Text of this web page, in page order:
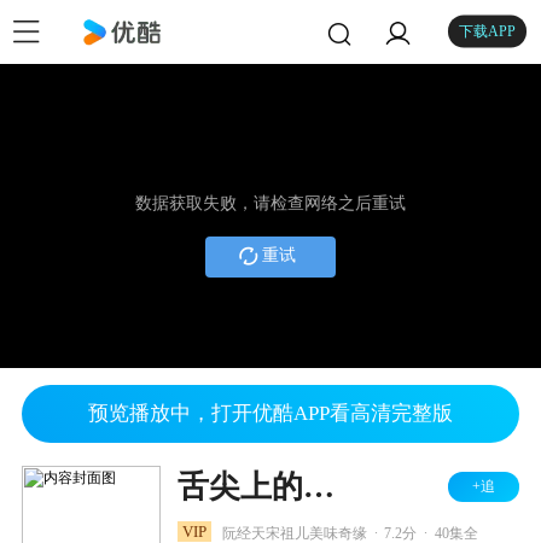
下载APP
数据获取失败，请检查网络之后重试
重试
预览播放中，打开优酷APP看高清完整版
舌尖上的心跳 +追
VIP 阮经天宋祖儿美味奇缘 7.2分 40集全